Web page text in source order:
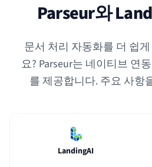
Parseur와
문서 처리 자동화를 더 쉽
요? Parseur는 네이티브 연
를 제공합니다. 주요 사항
LandingAI